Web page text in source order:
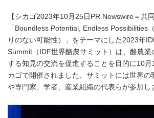
【シカゴ2023年10月25日PR Newswire＝共
「Boundless Potential, Endless Possibilities
りのない可能性）」をテーマにした2023年
Summit（IDF世界酪農サミット）は、酪農業
する知見の交流を促進することを目的に10
カゴで開催されました。サミットには世界の
や専門家、学者、産業組織の代表らが参加し